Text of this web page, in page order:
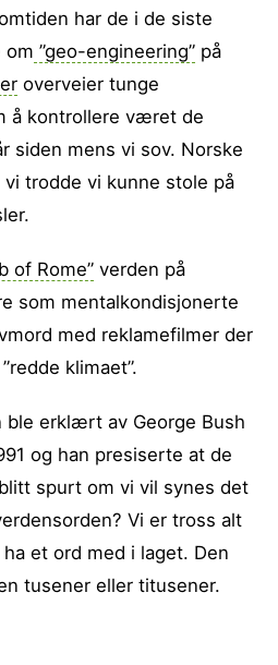
har de i de siste
om ”geo-engineering” på
overveier tunge
å kontrollere været de
siden mens vi sov. Norske
vi trodde vi kunne stole på
of Rome” verden på
som mentalkondisjonerte
med reklamefilmer der
klimaet”.
ble erklært av George Bush
og han presiserte at de
spurt om vi vil synes det
Vi er tross alt
et ord med i laget. Den
tusener eller titusener.